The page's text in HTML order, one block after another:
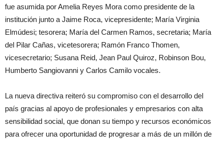
fue asumida por Amelia Reyes Mora como presidente de la
institución junto a Jaime Roca, vicepresidente; María Virginia
Elmúdesi; tesorera; María del Carmen Ramos, secretaria; María
del Pilar Cañas, vicetesorera; Ramón Franco Thomen,
vicesecretario; Susana Reid, Jean Paul Quiroz, Robinson Bou,
Humberto Sangiovanni y Carlos Camilo vocales.
La nueva directiva reiteró su compromiso con el desarrollo del
país gracias al apoyo de profesionales y empresarios con alta
sensibilidad social, que donan su tiempo y recursos económicos
para ofrecer una oportunidad de progresar a más de un millón de